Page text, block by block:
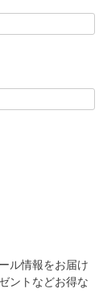
ル情報をお届け
ントなどお得な